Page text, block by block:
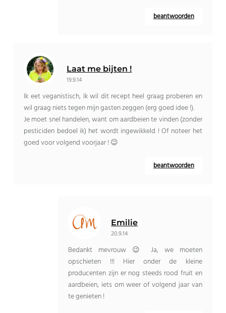
beantwoorden
Laat me bijten !
19.9.14
Ik eet veganistisch, Ik wil dit recept heel graag proberen en
wil graag niets tegen mijn gasten zeggen (erg goed idee !).
Je moet snel handelen, want om aardbeien te vinden (zonder
pesticiden bedoel ik) het wordt ingewikkeld ! Of noteer het
goed voor volgend voorjaar ! 😉
beantwoorden
Emilie
20.9.14
Bedankt mevrouw 😉 Ja, we moeten
opschieten !!! Hier onder de kleine
producenten zijn er nog steeds rood fruit en
aardbeien, iets om weer of volgend jaar van
te genieten !